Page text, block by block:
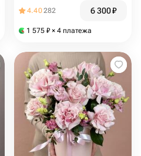
4.40282 6 300₽
1 575 ₽ × 4 платежа